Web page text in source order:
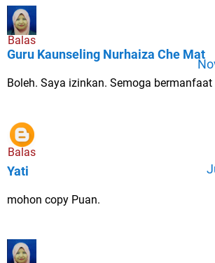
Balas
Guru Kaunseling Nurhaiza Che Mat
Boleh. Saya izinkan. Semoga bermanfaat
Balas
Yati
mohon copy Puan.